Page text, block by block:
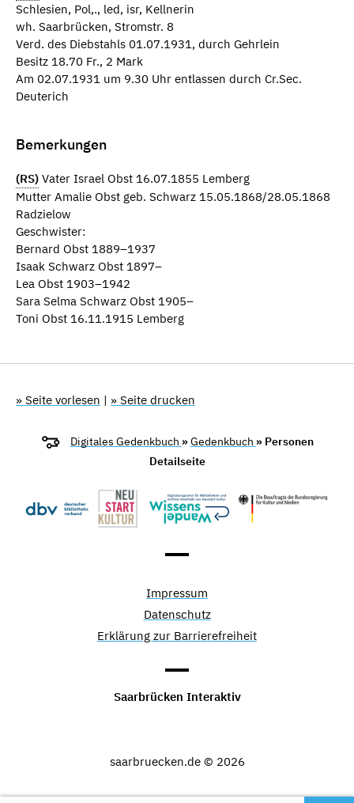
Schlesien, Pol,., led, isr, Kellnerin
wh. Saarbrücken, Stromstr. 8
Verd. des Diebstahls 01.07.1931, durch Gehrlein
Besitz 18.70 Fr., 2 Mark
Am 02.07.1931 um 9.30 Uhr entlassen durch Cr.Sec.
Deuterich
Bemerkungen
(RS) Vater Israel Obst 16.07.1855 Lemberg
Mutter Amalie Obst geb. Schwarz 15.05.1868/28.05.1868
Radzielow
Geschwister:
Bernard Obst 1889–1937
Isaak Schwarz Obst 1897–
Lea Obst 1903–1942
Sara Selma Schwarz Obst 1905–
Toni Obst 16.11.1915 Lemberg
» Seite vorlesen | » Seite drucken
Digitales Gedenkbuch »Gedenkbuch » Personen
Detailseite
Impressum
Datenschutz
Erklärung zur Barrierefreiheit
Saarbrücken Interaktiv
saarbruecken.de © 2026